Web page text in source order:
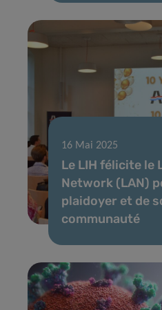
16 Mai 2025
Le LIH félicite le
Network (LAN)
plaidoyer et de
communauté